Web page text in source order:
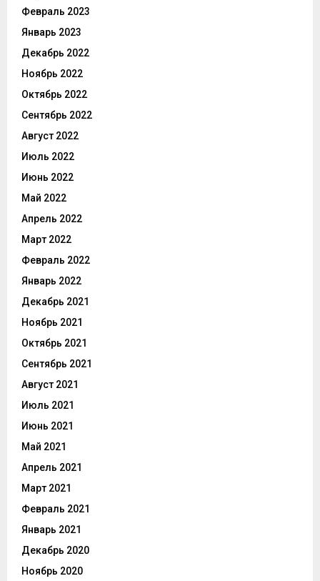
Февраль 2023
Январь 2023
Декабрь 2022
Ноябрь 2022
Октябрь 2022
Сентябрь 2022
Август 2022
Июль 2022
Июнь 2022
Май 2022
Апрель 2022
Март 2022
Февраль 2022
Январь 2022
Декабрь 2021
Ноябрь 2021
Октябрь 2021
Сентябрь 2021
Август 2021
Июль 2021
Июнь 2021
Май 2021
Апрель 2021
Март 2021
Февраль 2021
Январь 2021
Декабрь 2020
Ноябрь 2020